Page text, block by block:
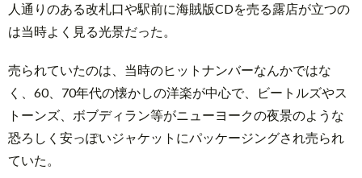
人通りのある改札口や駅前に海賊版CDを売る露店が立つの
は当時よく見る光景だった。
売られていたのは、当時のヒットナンバーなんかではな
く、60、70年代の懐かしの洋楽が中心で、ビートルズやス
トーンズ、ボブディラン等がニューヨークの夜景のような
恐ろしく安っぽいジャケットにパッケージングされ売られ
ていた。